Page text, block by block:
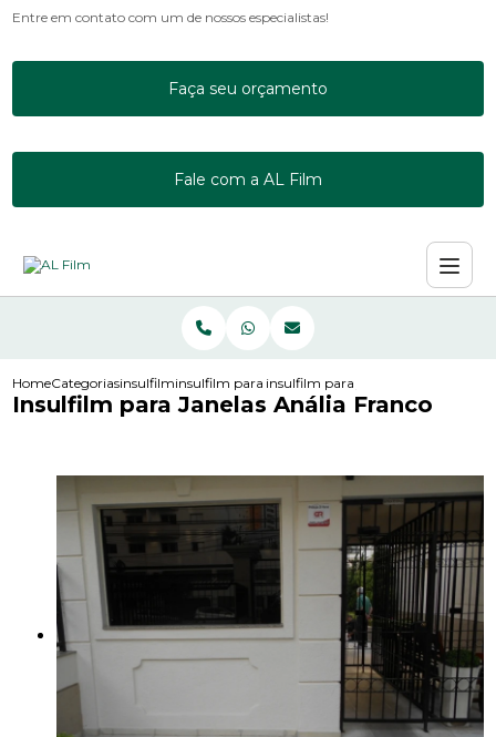
Entre em contato com um de nossos especialistas!
Faça seu orçamento
Fale com a AL Film
HomeCategoriasinsulfilminsulfilm para acrilicoinsulfilm para janelas analia franco
Insulfilm para Janelas Anália Franco